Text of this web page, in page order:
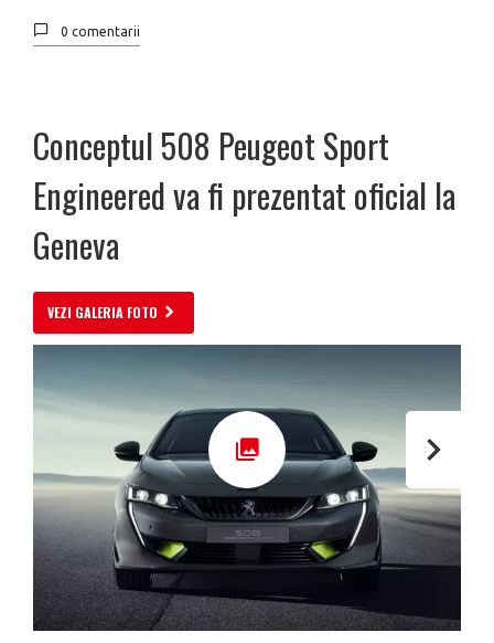
0 comentarii
Conceptul 508 Peugeot Sport
Engineered va fi prezentat oficial la
Geneva
VEZI GALERIA FOTO